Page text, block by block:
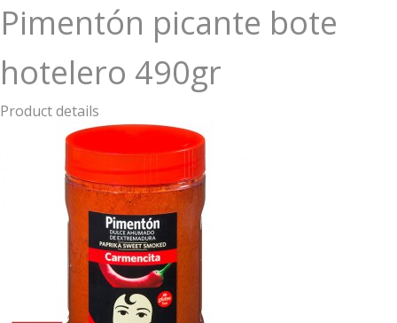
Pimentón picante bote
hotelero 490gr
Product details